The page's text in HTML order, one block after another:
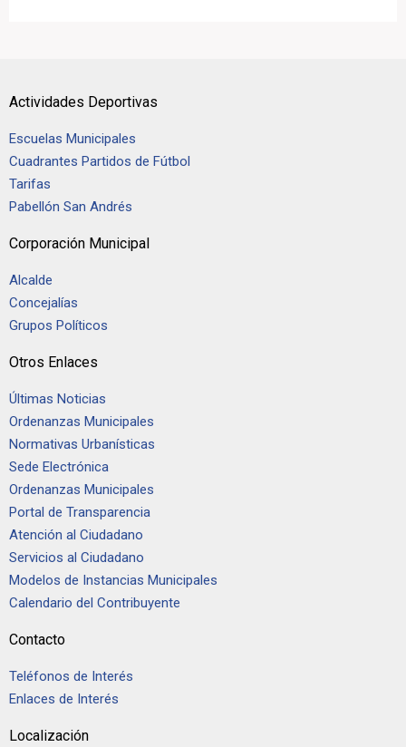
Actividades Deportivas
Escuelas Municipales
Cuadrantes Partidos de Fútbol
Tarifas
Pabellón San Andrés
Corporación Municipal
Alcalde
Concejalías
Grupos Políticos
Otros Enlaces
Últimas Noticias
Ordenanzas Municipales
Normativas Urbanísticas
Sede Electrónica
Ordenanzas Municipales
Portal de Transparencia
Atención al Ciudadano
Servicios al Ciudadano
Modelos de Instancias Municipales
Calendario del Contribuyente
Contacto
Teléfonos de Interés
Enlaces de Interés
Localización